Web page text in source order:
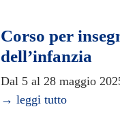
Corso per
dell’infanzia
Dal 5 al 28 maggio
→ leggi tutto